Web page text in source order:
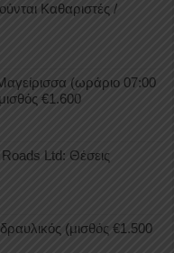
Καθαριστές /
(ωράριο 07:00
€1.600
Ltd: Θέσεις
(μισθός €1.500